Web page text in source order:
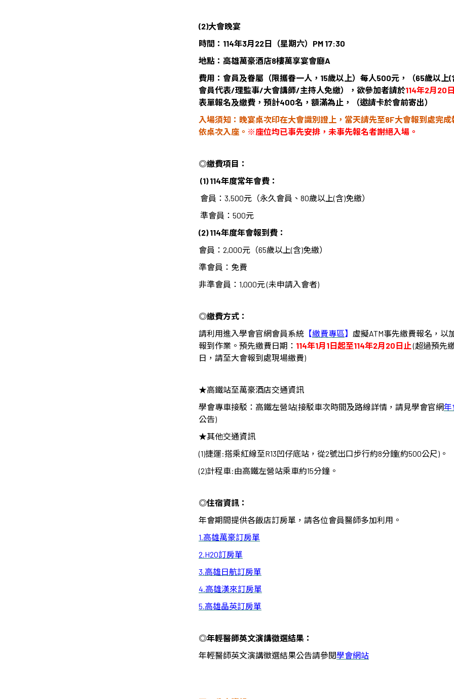
(2)大會晚宴
時間：114年3月 22 日（星期六）PM 17:30
地點：高雄萬豪酒店8樓萬享宴會廳A
費用：會員及眷屬（限攜眷一人，15歲以上）每人500元，（65歲以上(
會員代表/理監事/大會講師/主持人免繳），欲參加者請於114年2月20
表單報名及繳費，預計400名，額滿為止，（邀請卡於會前寄出）
入場須知：晚宴桌次印在大會識別證上，當天請先至8F大會報到處完成
依桌次入座。 ※座位均已事先安排，未事先報名者謝絕入場。
◎繳費項目：
(1) 114年度常年會費：
會員： 3,500元（永久會員、 80歲以上(含)免繳）
準會員： 500元
(2) 114年度年會報到費：
會員： 2,000元（65歲以上(含)免繳）
準會員：免費
非準會員： 1,000元(未申請入會者)
◎繳費方式：
請利用進入學會官網會員系統 【繳費專區】 虛擬ATM事先繳費報名，以
報到作業。預先繳費日期： 114年1月 1 日起至114年2月 20 日止(超過預先
日，請至大會報到處現場繳費)
★高鐵站至萬豪酒店交通資訊
學會專車接駁：高鐵左營站(接駁車次時間及路線詳情，請見學會官網年
公告)
★其他交通資訊
(1)捷運:搭乘紅線至R13凹仔底站，從2號出口步行約8分鐘(約500公尺) 。
(2)計程車:由高鐵左營站乘車約15分鐘。
◎住宿資訊：
年會期間提供各飯店訂房單，請各位會員醫師多加利用。
1.高雄萬豪訂房單
2.H2O訂房單
3.高雄日航訂房單
4.高雄漢來訂房單
5.高雄晶英訂房單
◎年輕醫師英文演講徵選結果：
年輕醫師英文演講徵選結果公告請參閱學會網站